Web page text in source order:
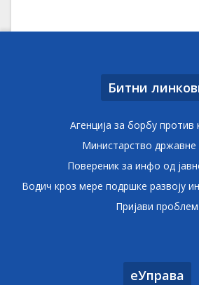
Битни
Агенција за борбу против
Министарство државне
Повереник за инфо од
Водич кроз мере подршке развоју
Пријави проблем
еУправа